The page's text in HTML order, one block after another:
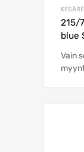
215/
blue
Vain